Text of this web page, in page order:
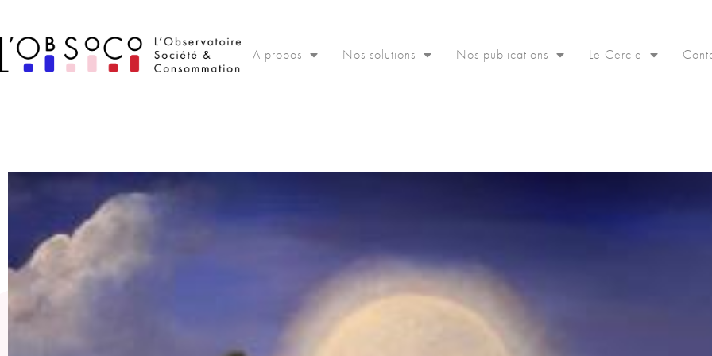
A propos Nos solutions Nos publications Le Cercle